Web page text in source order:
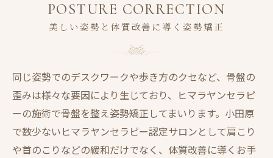
POSTURE CORRECTION
美しい姿勢と体質改善に導く姿勢矯正
同じ姿勢でのデスクワークや歩き方のクセなど、骨盤の
歪みは様々な要因により生じており、ヒマラヤンセラピ
ーの施術で骨盤を整え姿勢矯正してまいります。小田原
で数少ないヒマラヤンセラピー認定サロンとして肩こり
や首のこりなどの緩和だけでなく、体質改善に導くお手